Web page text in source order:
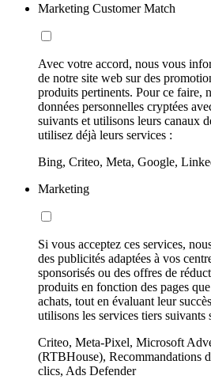
Marketing Customer Match
Avec votre accord, nous vous
de notre site web sur des
produits pertinents. Pour ce faire,
données personnelles cryptées
suivants et utilisons leurs canaux
utilisez déjà leurs services :
Bing, Criteo, Meta, Google,
Marketing
Si vous acceptez ces services,
des publicités adaptées à vos
sponsorisés ou des offres de
produits en fonction des pages
achats, tout en évaluant leur
utilisons les services tiers suivants
Criteo, Meta-Pixel, Microsoft
(RTBHouse), Recommandations
clics, Ads Defender